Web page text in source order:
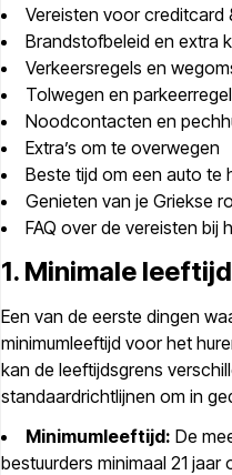
Vereisten voor creditcard
Brandstofbeleid en extra
Verkeersregels en
Tolwegen en
Noodcontacten en
Extra’s om te overwegen
Beste tijd om een auto te
Genieten van je Griekse
FAQ over de vereisten bij
1. Minimale
Een van de eerste dingen
minimumleeftijd voor het
kan de leeftijdsgrens
standaardrichtlijnen om in
Minimumleeftijd: De
bestuurders minimaal 21